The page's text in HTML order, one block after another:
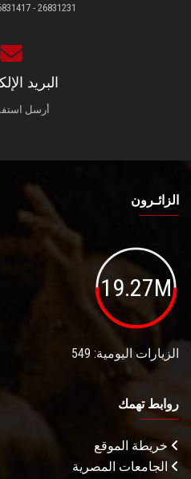
26831231 - 26831417 - 26831474
البريد
أرسل
الزائـرون
19.27M
الزيارات اليومية: 549
روابط تهمك
خريطة الموقع
الجامعات المصرية